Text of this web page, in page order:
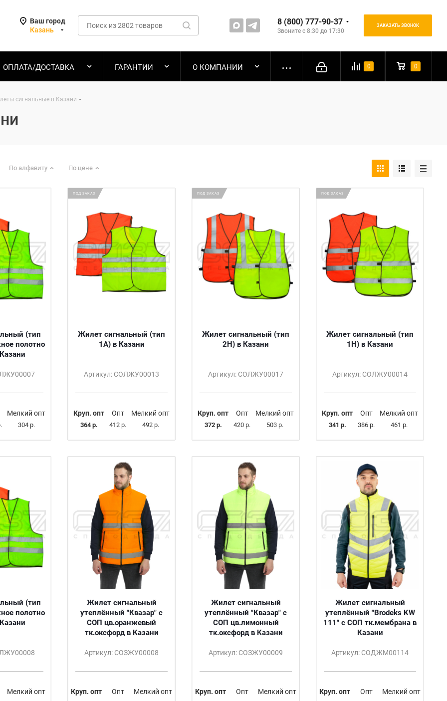
Ваш город
Казань
8 (800) 777-90-37
Звоните с 8:30 до 17:30
ЗАКАЗАТЬ ЗВОНОК
0 0
ОПЛАТА/ДОСТАВКА ГАРАНТИИ О КОМПАНИИ
сигнальные в Казани
По алфавиту По цене
(тип
полотно
Мелкий опт
304 р.
ПОД ЗАКАЗ
Жилет сигнальный (тип
1А) в Казани
Артикул: СОЛЖУ00013
Круп. опт
364 р.
Опт
412 р.
Мелкий опт
492 р.
ПОД ЗАКАЗ
Жилет сигнальный (тип
2Н) в Казани
Артикул: СОЛЖУ00017
Круп. опт
372 р.
Опт
420 р.
Мелкий опт
503 р.
ПОД ЗАКАЗ
Жилет сигнальный (тип
1Н) в Казани
Артикул: СОЛЖУ00014
Круп. опт
341 р.
Опт
386 р.
Мелкий опт
461 р.
(тип
полотно
Мелкий опт
Жилет сигнальный
утеплённый "Квазар" с
СОП цв.оранжевый
тк.оксфорд в Казани
Артикул: СОЗЖУ00008
Круп. опт Опт Мелкий опт
Жилет сигнальный
утеплённый "Квазар" с
СОП цв.лимонный
тк.оксфорд в Казани
Артикул: СОЗЖУ00009
Круп. опт Опт Мелкий опт
Жилет сигнальный
утеплённый "Brodeks KW
111" с СОП тк.мембрана в
Казани
Артикул: СОДЖМ00114
Круп. опт Опт Мелкий опт